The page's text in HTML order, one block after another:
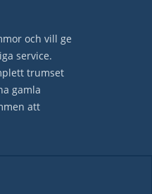
och vill ge
service.
trumset
gamla
att